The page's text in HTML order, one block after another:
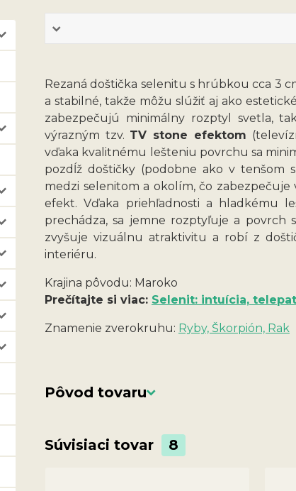
Rezaná doštička selenitu s hrúbkou cca 3
a stabilné, takže môžu slúžiť aj ako
zabezpečujú minimálny rozptyl svetla,
výrazným tzv. TV stone efektom
vďaka kvalitnému lešteniu povrchu sa
pozdĺž doštičky (podobne ako v tenšom
medzi selenitom a okolím, čo
efekt. Vďaka priehľadnosti a hladkému
prechádza, sa jemne rozptyľuje a povrch
zvyšuje vizuálnu atraktivitu a robí z
interiéru.
Krajina pôvodu: Maroko
Prečítajte si viac: Selenit: intuícia,
Znamenie zverokruhu: Ryby, Škorpión, Rak
Pôvod tovaru
Súvisiaci tovar 8